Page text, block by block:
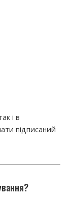
і в
підписаний